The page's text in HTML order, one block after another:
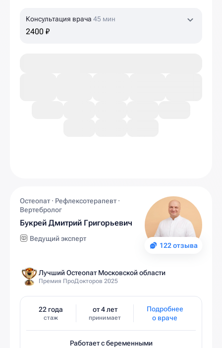
Консультация врача 45 мин
2400 ₽
122 отзыва
Остеопат · Рефлексотерапевт ·
Вертебролог
Букрей Дмитрий Григорьевич
Ведущий эксперт
Лучший Остеопат Московской области
Премия ПроДокторов 2025
22 года
стаж
от 4 лет
принимает
Подробнее
о враче
Работает с беременными